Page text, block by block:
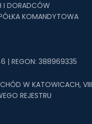
I DORADCÓW
KOMANDYTOWA
| REGON: 388969335
W KATOWICACH, VIII
REJESTRU